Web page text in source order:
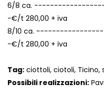
6/8 ca.
-€/t 280,00 + iva
8/10 ca.
-€/t 280,00 + iva
Tag: ciottoli, ciotoli, Ticino,
Possibili realizzazioni: